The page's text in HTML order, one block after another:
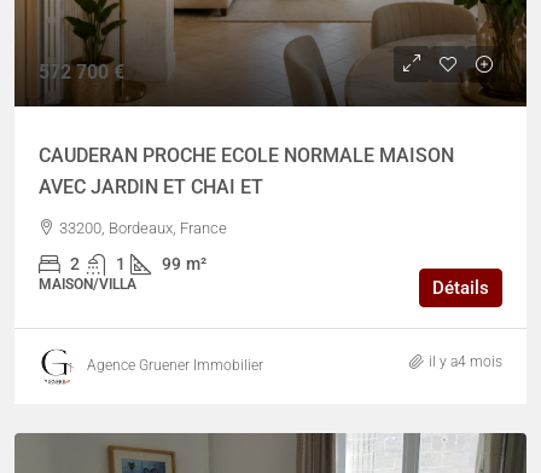
572 700 €
CAUDERAN PROCHE ECOLE NORMALE MAISON
AVEC JARDIN ET CHAI ET
33200, Bordeaux, France
2 1 99 m²
MAISON/VILLA Détails
Agence Gruener Immobilier il y a4 mois